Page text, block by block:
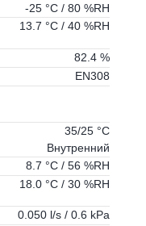
-25 °C / 80 %RH
13.7 °C / 40 %RH
82.4 %
EN308
35/25 °C
Внутренний
8.7 °C / 56 %RH
18.0 °C / 30 %RH
0.050 l/s / 0.6 kPa